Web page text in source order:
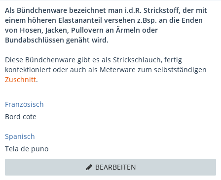
Als Bündchenware bezeichnet man i.d.R. Strickstoff, der mit
einem höheren Elastananteil versehen z.Bsp. an die Enden
von Hosen, Jacken, Pullovern an Ärmeln oder
Bundabschlüssen genäht wird.
Diese Bündchenware gibt es als Strickschlauch, fertig
konfektioniert oder auch als Meterware zum selbstständigen
Zuschnitt.
Französisch
Bord cote​
Spanisch
Tela de puno
BEARBEITEN